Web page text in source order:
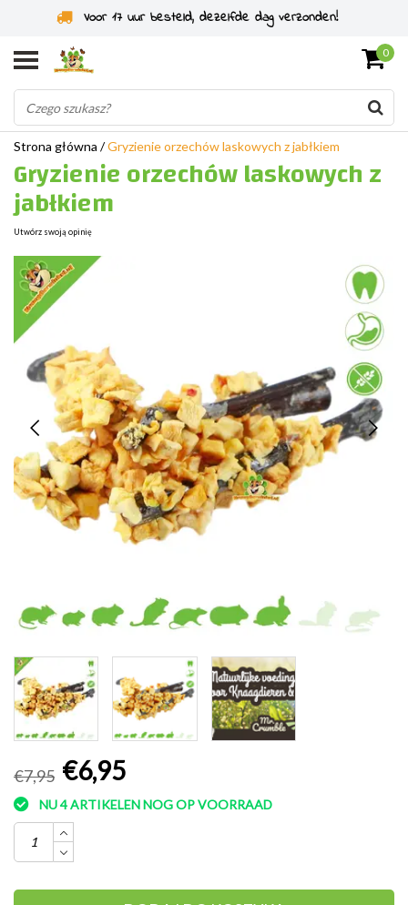
Voor 17 uur besteld, dezelfde dag verzonden!
0
Strona główna /Gryzienie orzechów laskowych z jabłkiem
Gryzienie orzechów laskowych z
jabłkiem
Utwórz swoją opinię
€7,95 €6,95
NU 4 ARTIKELEN NOG OP VOORRAAD